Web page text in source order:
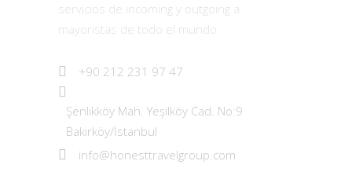
servicios de incoming y outgoing a
mayoristas de todo el mundo.
+90 212 231 97 47
Şenlikköy Mah. Yeşilköy Cad. No:9
Bakırköy/İstanbul
info@honesttravelgroup.com